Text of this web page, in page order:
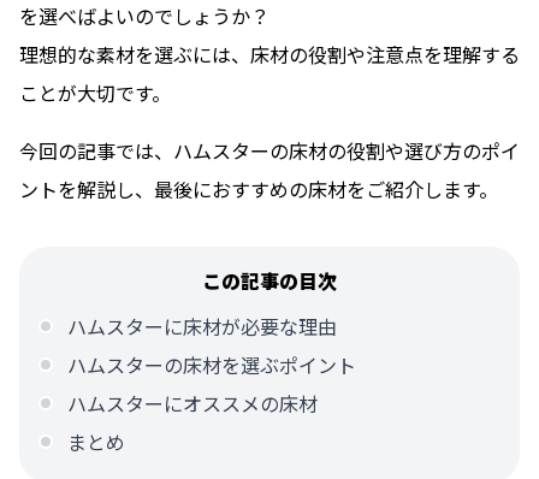
を選べばよいのでしょうか？
理想的な素材を選ぶには、床材の役割や注意点を理解する
ことが大切です。
今回の記事では、ハムスターの床材の役割や選び方のポイ
ントを解説し、最後におすすめの床材をご紹介します。
この記事の目次
ハムスターに床材が必要な理由
ハムスターの床材を選ぶポイント
ハムスターにオススメの床材
まとめ